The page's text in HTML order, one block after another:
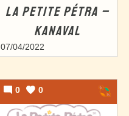
LA PETITE PÉTRA –
KANAVAL
07/04/2022
0 0